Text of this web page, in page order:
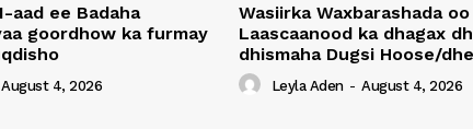
aad ee Badaha
goordhow ka furmay
August 4, 2026
Wasiirka Waxbarashada
Laascaanood ka dhagax
dhismaha Dugsi Hoose/
Leyla Aden - August 4, 2026